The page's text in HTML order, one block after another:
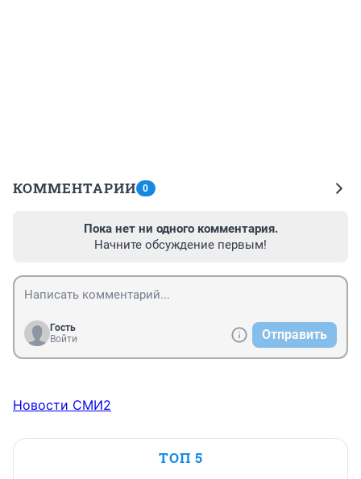
КОММЕНТАРИИ 0
Пока нет ни одного комментария.
Начните обсуждение первым!
Гость
Войти
Отправить
Новости СМИ2
ТОП 5